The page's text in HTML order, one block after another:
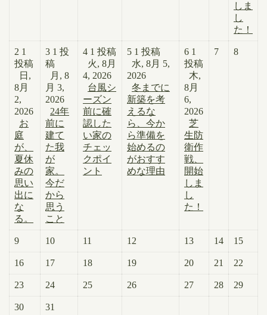
しま
し
た！
2 1
投稿
日,
8月
2,
2026
お
庭
が、
夏休
みの
思い
出に
な
る。
3 1 投
稿
月, 8
月 3,
2026
24年
前に
建て
た我
が
家。
今だ
から
思う
こと
4 1 投稿
火, 8月
4, 2026
台風シ
ーズン
前に確
認した
い家の
チェッ
クポイ
ント
5 1 投稿
水, 8月 5,
2026
冬までに
新築を考
えるな
ら、今か
ら準備を
始めるの
がおすす
めな理由
6 1
投稿
木,
8月
6,
2026
芝
生防
衛作
戦、
開始
しま
し
た！
7 8
9 10 11 12 13 14 15
16 17 18 19 20 21 22
23 24 25 26 27 28 29
30 31